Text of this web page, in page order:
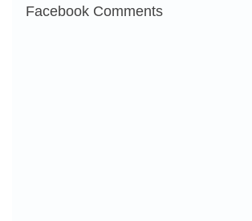
Facebook Comments